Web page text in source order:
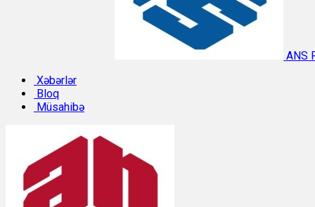
Temperatur: 27.1°C. Rütubət: 58%.
Sabah:
ANS
Xəbərlər
Bloq
Müsahibə